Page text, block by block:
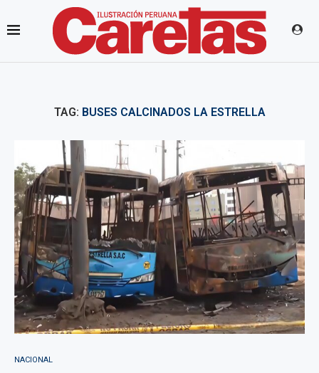
TAG: BUSES CALCINADOS LA ESTRELLA
NACIONAL